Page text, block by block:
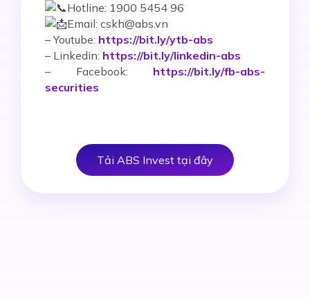
Hotline: 1900 5454 96
Email: cskh@abs.vn
–Youtube: https://bit.ly/ytb-abs
– Linkedin: https://bit.ly/linkedin-abs
– Facebook: https://bit.ly/fb-abs-
securities
Tải ABS Invest tại đây